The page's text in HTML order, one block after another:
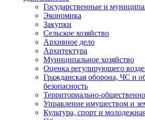
Государственные и
Экономика
Закупки
Сельское хозяйство
Архивное дело
Архитектура
Муниципальное хозяйство
Оценка регулирующего
Гражданская оборона, ЧС и
безопасность
Территориально-
Управление имуществом и
Культура, спорт и